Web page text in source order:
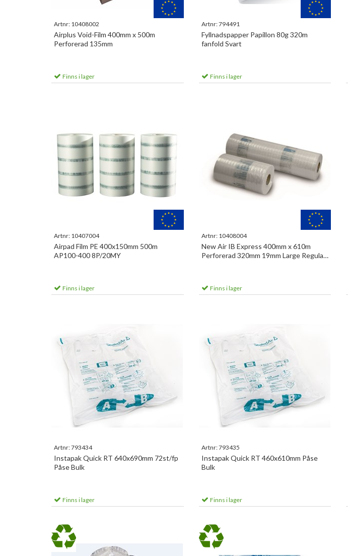
Artnr: 10408002
Airplus Void-Film 400mm x 500m
Perforerad 135mm
Finns i lager
Artnr:794491
Fyllnadspapper Papillon 80g 320m
fanfold Svart
Finns i lager
Artnr: 10407004
Airpad Film PE 400x150mm 500m
AP100-400 8P/20MY
Finns i lager
Artnr: 10408004
New Air IB Express 400mm x 610m
Perforerad 320mm 19mm Large Regular.
Finns i lager
Artnr:793434
Instapak Quick RT 640x690mm 72st/fp
Påse Bulk
Finns i lager
Artnr:793435
Instapak Quick RT 460x610mm Påse
Bulk
Finns i lager